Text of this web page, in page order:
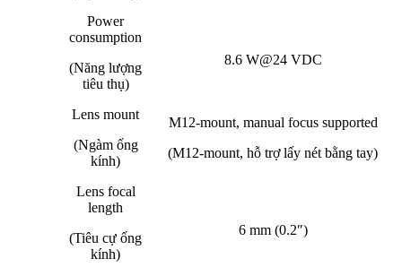
Power
consumption
(Năng lượng
tiêu thụ)
8.6 W@24 VDC
Lens mount
(Ngàm ống
kính)
M12-mount, manual focus supported
(M12-mount, hỗ trợ lấy nét bằng tay)
Lens focal
length
(Tiêu cự ống
kính)
6 mm (0.2″)